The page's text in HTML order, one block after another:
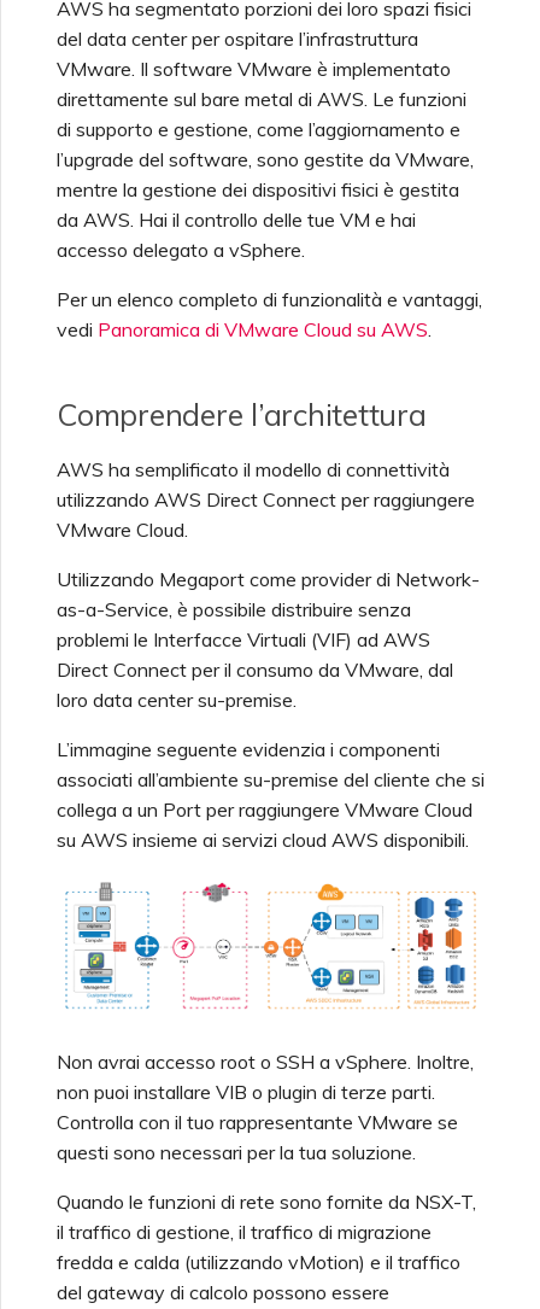
Accesso al Megaport
Portal
FAQ AWS
Connessioni MCR
Salesforce
SAP HANA Enterprise
Cloud
Peering MCR tra Cloud
Privati
Cessazione di un MCR
Palo Alto Networks
Versa SD-WAN
VMware SD-WAN
Tipi di Connessioni vNIC
Domande Frequenti su
Monitoraggio di
Manutenzioni e Interruzioni
Blocco dei Servizi
Megaport
Megaport
Fatturazione MCR
Fatturazione MVE
Fatturazione VXC,
Megaport Internet e IX
Onboarding del Cliente
Creazione di una
Connessione Megaport
Internet
Creazione di un MCR
Creazione di un MCR VXC
tramite l'API
Creazione di un VXC verso
Creazione di un VXC verso
Creazione di un VXC verso
Creazione di un VXC verso
Google da MVE
Configurazione di un IX
Spostamento di un VXC e
Spegnimento di un VXC e
del Servizio
Configurazione di
OpenMetrics per il
Monitoraggio
Campi di Risposta API
Chiave di Servizio Azure
Provider
Test nell’Ambiente di
Responsabilità di Sicurezza
del Cliente
Domande Frequenti su
Autenticazione Portale
Domande Frequenti sulla
Deprecazione del Token X-
Domande Frequenti sulla
Funzionalità SSO e
Istruzioni per l'Uso
Prossimi Passi nella
Risoluzione dei Problemi
Fornire Informazioni di
Debug per un Supporto Più
Rapido
AWS ha segmentato porzioni dei loro spazi fisici
del data center per ospitare l’infrastruttura
VMware. Il software VMware è implementato
direttamente sul bare metal di AWS. Le funzioni
di supporto e gestione, come l’aggiornamento e
l’upgrade del software, sono gestite da VMware,
mentre la gestione dei dispositivi fisici è gestita
da AWS. Hai il controllo delle tue VM e hai
accesso delegato a vSphere.
Per un elenco completo di funzionalità e vantaggi,
vedi Panoramica di VMware Cloud su AWS
Comprendere l’architettura
AWS ha semplificato il modello di connettività
utilizzando AWS Direct Connect per raggiungere
VMware Cloud.
Utilizzando Megaport come provider di Network-
as-a-Service, è possibile distribuire senza
problemi le Interfacce Virtuali (VIF) ad AWS
Direct Connect per il consumo da VMware, dal
loro data center su-premise.
L’immagine seguente evidenzia i componenti
associati all’ambiente su-premise del cliente che si
collega a un Port per raggiungere VMware Cloud
su AWS insieme ai servizi cloud AWS disponibili.
Non avrai accesso root o SSH a vSphere. Inoltre,
non puoi installare VIB o plugin di terze parti.
Controlla con il tuo rappresentante VMware se
questi sono necessari per la tua soluzione.
Quando le funzioni di rete sono fornite da NSX-T,
il traffico di gestione, il traffico di migrazione
fredda e calda (utilizzando vMotion) e il traffico
del gateway di calcolo possono essere